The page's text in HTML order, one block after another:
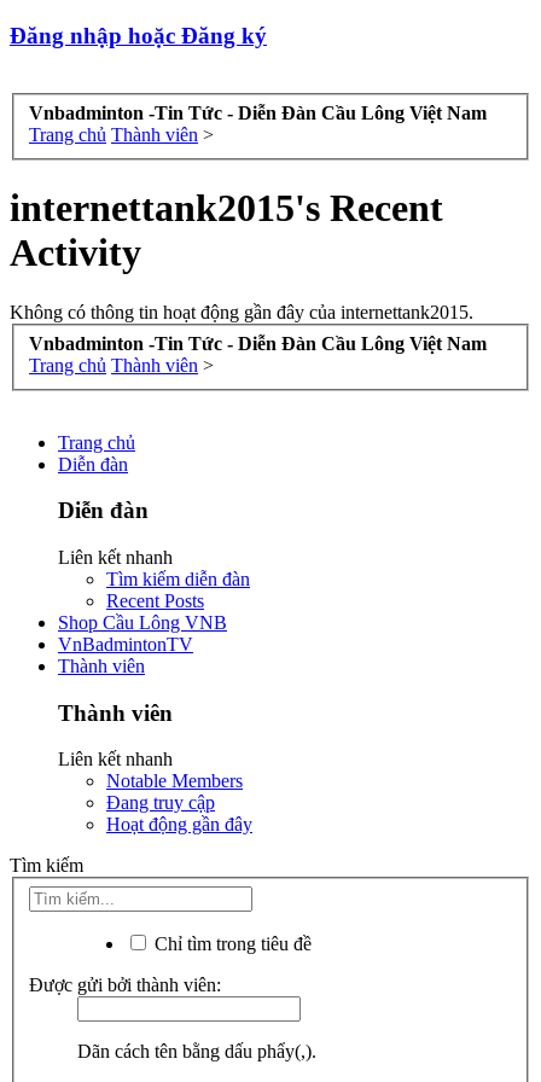
Đăng nhập hoặc Đăng ký
Vnbadminton -Tin Tức - Diễn Đàn Cầu Lông Việt Nam
Trang chủ Thành viên >
internettank2015's Recent
Activity
Không có thông tin hoạt động gần đây của internettank2015.
Vnbadminton -Tin Tức - Diễn Đàn Cầu Lông Việt Nam
Trang chủ Thành viên >
Trang chủ
Diễn đàn
Diễn đàn
Liên kết nhanh
Tìm kiếm diễn đàn
Recent Posts
Shop Cầu Lông VNB
VnBadmintonTV
Thành viên
Thành viên
Liên kết nhanh
Notable Members
Đang truy cập
Hoạt động gần đây
Tìm kiếm
Chỉ tìm trong tiêu đề
Được gửi bởi thành viên:
Dãn cách tên bằng dấu phẩy(,).